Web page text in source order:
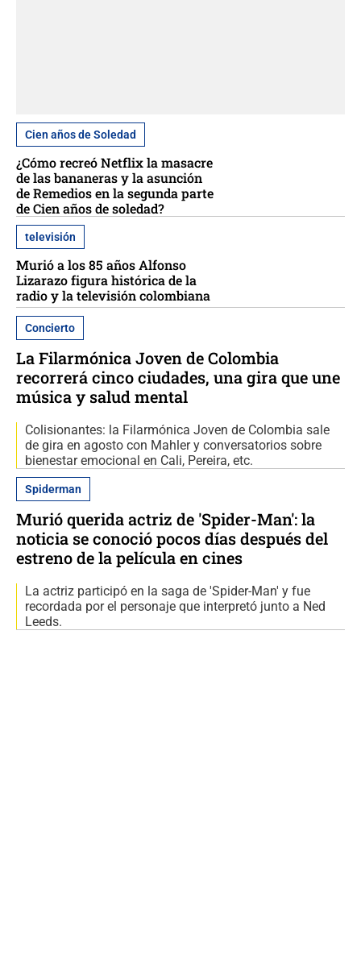
Cien años de Soledad
¿Cómo recreó Netflix la masacre
de las bananeras y la asunción
de Remedios en la segunda parte
de Cien años de soledad?
televisión
Murió a los 85 años Alfonso
Lizarazo figura histórica de la
radio y la televisión colombiana
Concierto
La Filarmónica Joven de Colombia
recorrerá cinco ciudades, una gira que une
música y salud mental
Colisionantes: la Filarmónica Joven de Colombia sale
de gira en agosto con Mahler y conversatorios sobre
bienestar emocional en Cali, Pereira, etc.
Spiderman
Murió querida actriz de 'Spider-Man': la
noticia se conoció pocos días después del
estreno de la película en cines
La actriz participó en la saga de 'Spider-Man' y fue
recordada por el personaje que interpretó junto a Ned
Leeds.